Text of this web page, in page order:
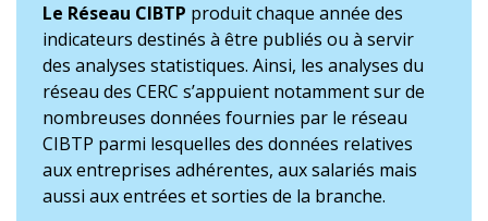
Le Réseau CIBTP produit chaque année des
indicateurs destinés à être publiés ou à servir
des analyses statistiques. Ainsi, les analyses du
réseau des CERC s’appuient notamment sur de
nombreuses données fournies par le réseau
CIBTP parmi lesquelles des données relatives
aux entreprises adhérentes, aux salariés mais
aussi aux entrées et sorties de la branche.